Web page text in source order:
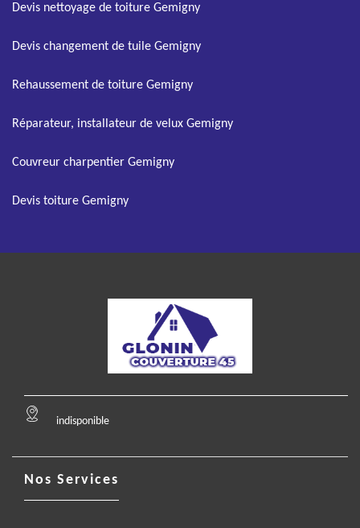
Devis nettoyage de toiture Gemigny
Devis changement de tuile Gemigny
Rehaussement de toiture Gemigny
Réparateur, installateur de velux Gemigny
Couvreur charpentier Gemigny
Devis toiture Gemigny
indisponible
Nos Services